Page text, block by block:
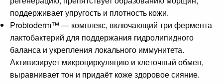
поддерживает упругость и плотность кожи.
Probioderm™ — комплекс, включающий три фермента
лактобактерий для поддержания гидролипидного
баланса и укрепления локального иммунитета.
Активизирует микроциркуляцию и клеточный обмен,
выравнивает тон и придаёт коже здоровое сияние.